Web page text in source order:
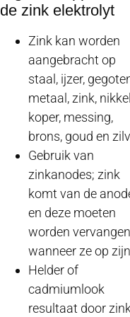
de zink elektrolyt
Zink kan worden
aangebracht op
staal, ijzer,
metaal, zink,
koper, messing,
brons, goud en
Gebruik van
zinkanodes; zink
komt van de
en deze moeten
worden vervangen
wanneer ze op zijn
Helder of
cadmiumlook
resultaat door zink